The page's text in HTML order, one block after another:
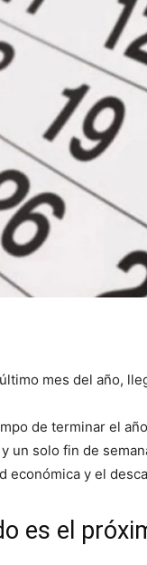
mes del año,
de terminar el
un solo fin de
económica y el
es el